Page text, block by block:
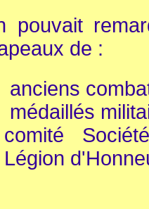
pouvait
de :
anciens
médaillés
comité
Légion